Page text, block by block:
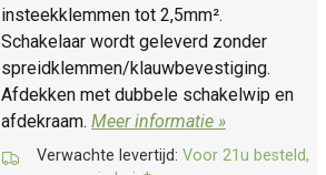
insteekklemmen tot 2,5mm².
Schakelaar wordt geleverd zonder
spreidklemmen/klauwbevestiging.
Afdekken met dubbele schakelwip en
afdekraam. Meer informatie »
Verwachte levertijd: Voor 21u besteld,